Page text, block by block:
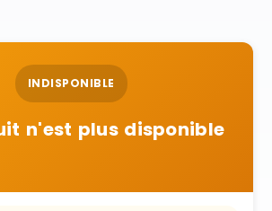
INDISPONIBLE
n'est plus disponible